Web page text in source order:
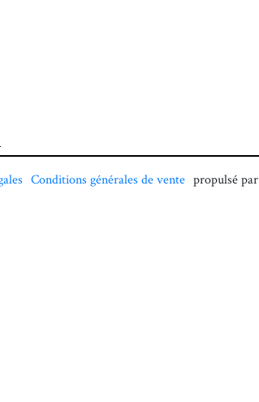
Conditions générales de vente propulsé par